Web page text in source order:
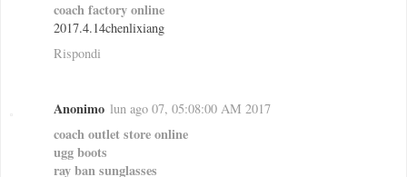
coach factory online
2017.4.14chenlixiang
Rispondi
Anonimo lun ago 07, 05:08:00 AM 2017
coach outlet store online
ugg boots
ray ban sunglasses